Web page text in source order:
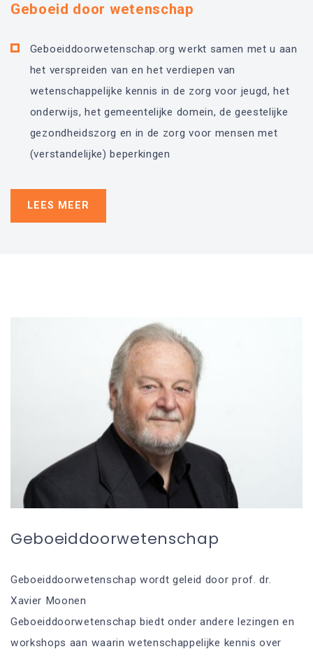
Geboeid door wetenschap
Geboeiddoorwetenschap.org werkt samen met u aan
het verspreiden van en het verdiepen van
wetenschappelijke kennis in de zorg voor jeugd, het
onderwijs, het gemeentelijke domein, de geestelijke
gezondheidszorg en in de zorg voor mensen met
(verstandelijke) beperkingen
LEES MEER
Geboeiddoorwetenschap
Geboeiddoorwetenschap wordt geleid door prof. dr.
Xavier Moonen
Geboeiddoorwetenschap biedt onder andere lezingen en
workshops aan waarin wetenschappelijke kennis over